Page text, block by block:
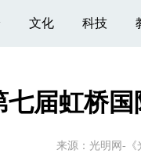
文化 科技
七届虹桥
来源： 光明网-《